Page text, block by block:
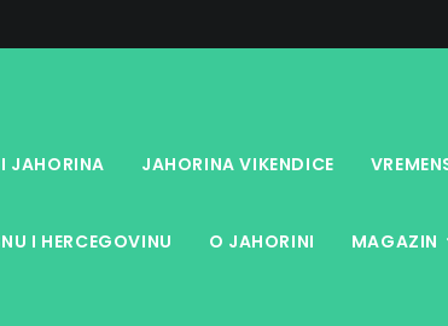
JAHORINA JAHORINA VIKENDICE
I HERCEGOVINU O JAHORINI MAGAZIN